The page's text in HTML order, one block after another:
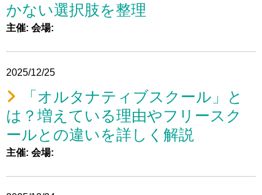
かない選択肢を整理
主催: 会場:
2025/12/25
「オルタナティブスクール」と
は？増えている理由やフリースク
ールとの違いを詳しく解説
主催: 会場: